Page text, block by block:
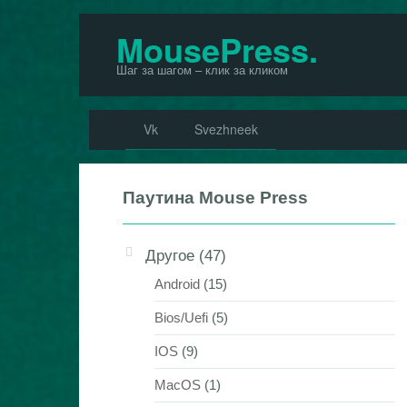
MousePress.
Шаг за шагом – клик за кликом
Vk Svezhneek
Паутина Mouse Press
Другое (47)
Android (15)
Bios/Uefi (5)
IOS (9)
MacOS (1)